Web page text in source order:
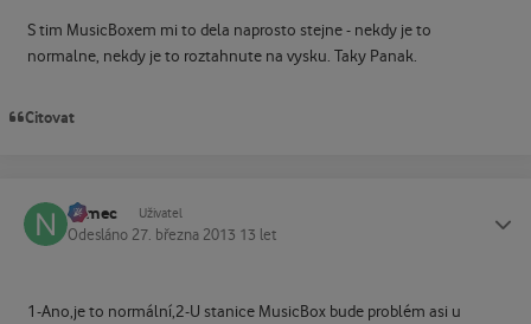
S tim MusicBoxem mi to dela naprosto stejne - nekdy je to
normalne, nekdy je to roztahnute na vysku. Taky Panak.
Citovat
namec Uživatel
Odesláno 27. března 2013 13 let
1-Ano,je to normální,2-U stanice MusicBox bude problém asi u